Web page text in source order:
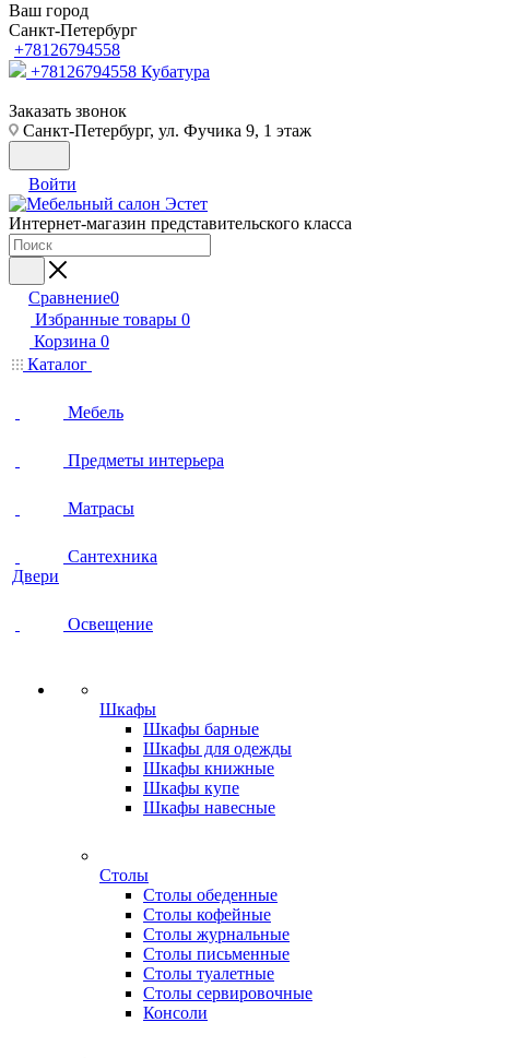
Ваш город
Санкт-Петербург
+78126794558
+78126794558 Кубатура
Заказать звонок
Санкт-Петербург, ул. Фучика 9, 1 этаж
Войти
Интернет-магазин представительского класса
Сравнение0
Избранные товары 0
Корзина 0
Каталог
Мебель
Предметы интерьера
Матрасы
Сантехника
Двери
Освещение
Шкафы
Шкафы барные
Шкафы для одежды
Шкафы книжные
Шкафы купе
Шкафы навесные
Столы
Столы обеденные
Столы кофейные
Столы журнальные
Столы письменные
Столы туалетные
Столы сервировочные
Консоли